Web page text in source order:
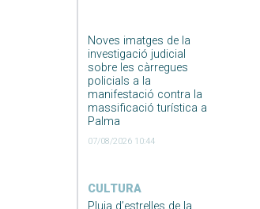
Noves imatges de la
investigació judicial
sobre les càrregues
policials a la
manifestació contra la
massificació turística a
Palma
07/08/2026 10:44
CULTURA
Pluja d’estrelles de la